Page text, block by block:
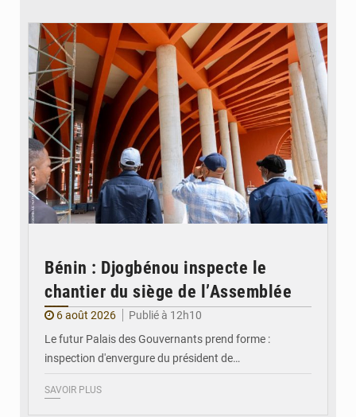
Bénin : Djogbénou inspecte le
chantier du siège de l’Assemblée
6 août 2026
Publié à 12h10
Le futur Palais des Gouvernants prend forme :
inspection d'envergure du président de…
SAVOIR PLUS